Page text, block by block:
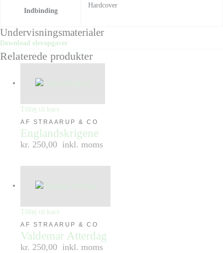
Indbinding
Hardcover
Undervisningsmaterialer
Download elevopgaver
Relaterede produkter
Tilføj til kurv
AF STRAARUP & CO
Englandskrigene
kr. 250,00 inkl. moms
Tilføj til kurv
AF STRAARUP & CO
Valdemar Atterdag
kr. 250,00 inkl. moms